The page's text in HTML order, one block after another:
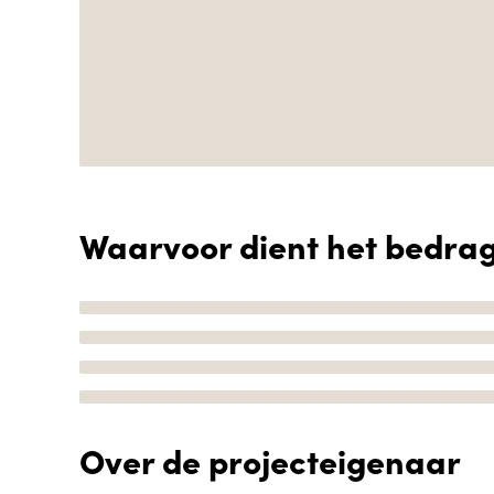
Waarvoor dient het
Over de projecteigenaar